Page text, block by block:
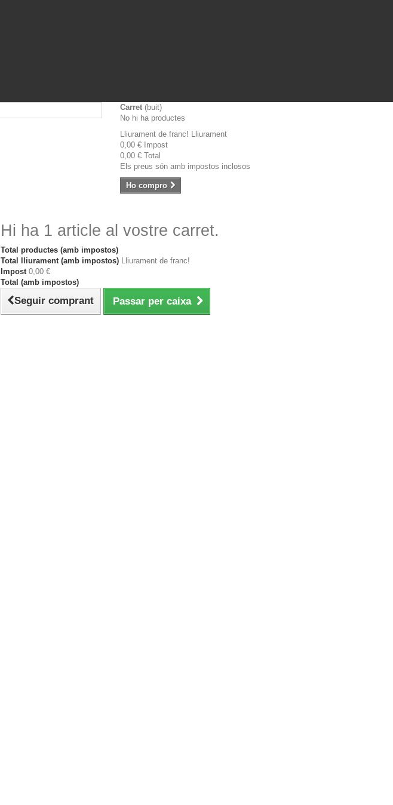
Carret (buit)
No hi ha productes
Lliurament de franc! Lliurament
0,00 € Impost
0,00 € Total
Els preus són amb impostos inclosos
Ho compro
Hi ha 1 article al vostre carret.
Total productes (amb impostos)
Total lliurament (amb impostos) Lliurament de franc!
Impost 0,00 €
Total (amb impostos)
Seguir comprant Passar per caixa